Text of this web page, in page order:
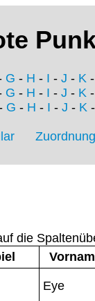
G - H - I - J - K
G - H - I - J - K
G - H - I - J - K
die
Eye